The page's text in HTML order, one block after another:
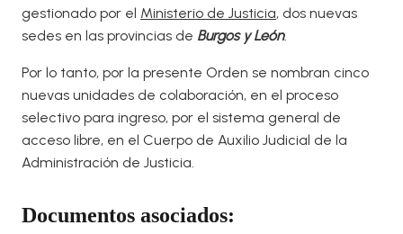
gestionado por el Ministerio de Justicia, dos nuevas
sedes en las provincias de Burgos y León.
Por lo tanto, por la presente Orden se nombran cinco
nuevas unidades de colaboración, en el proceso
selectivo para ingreso, por el sistema general de
acceso libre, en el Cuerpo de Auxilio Judicial de la
Administración de Justicia.
Documentos asociados: